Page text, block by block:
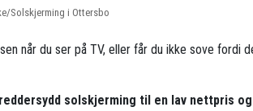
/Solskjerming i Ottersbo
når du ser på TV, eller får du ikke sove fordi
solskjerming til en lav nettpris